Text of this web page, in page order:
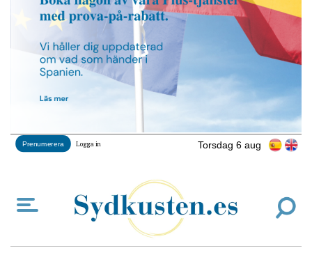
Torsdag 6 aug
Prenumerera Logga in